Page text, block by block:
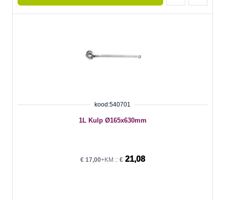
kood:540701
1L Kulp Ø165x630mm
€17,00+KM :: €21,08